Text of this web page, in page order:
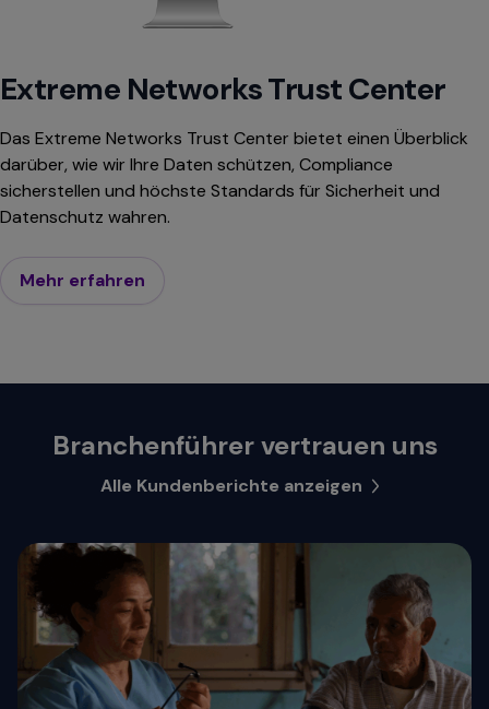
Extreme Networks Trust Center
Das Extreme Networks Trust Center bietet einen Überblick
darüber, wie wir Ihre Daten schützen, Compliance
sicherstellen und höchste Standards für Sicherheit und
Datenschutz wahren.
Mehr erfahren
Branchenführer vertrauen uns
Alle Kundenberichte anzeigen